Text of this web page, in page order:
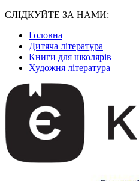
СЛІДКУЙТЕ ЗА НАМИ:
Головна
Дитяча література
Книги для школярів
Художня література